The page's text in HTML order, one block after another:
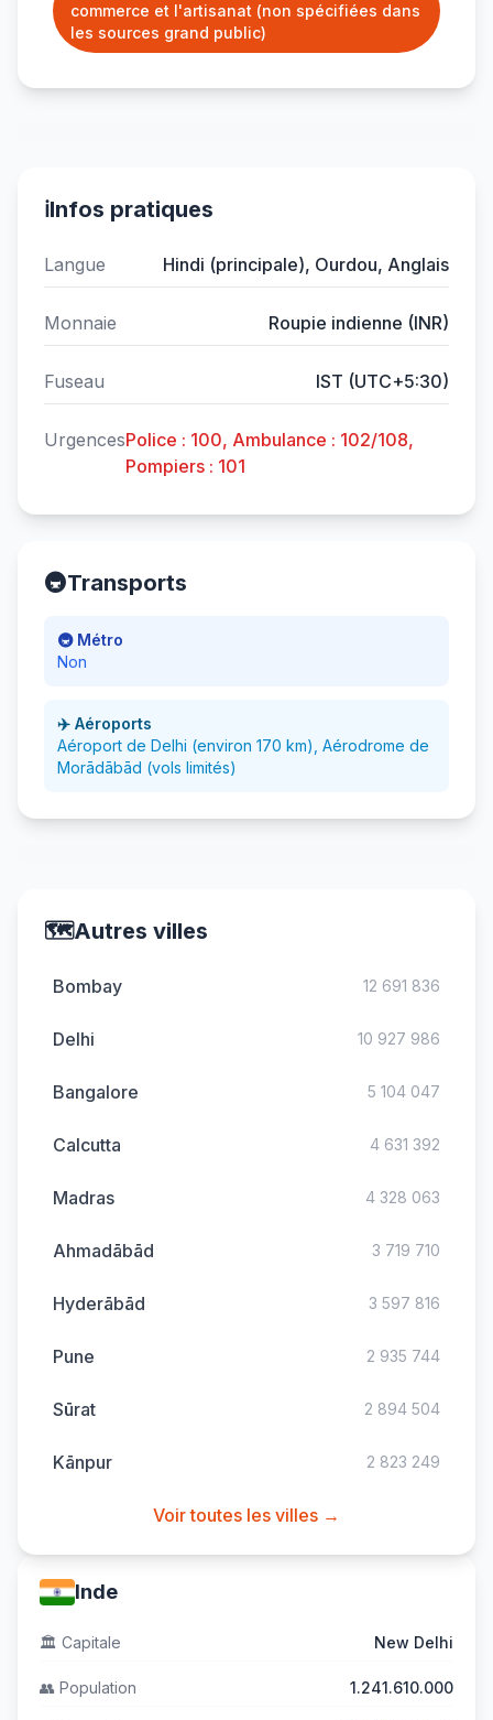
commerce et l'artisanat (non spécifiées dans
les sources grand public)
ℹ️Infos pratiques
Langue Hindi (principale), Ourdou, Anglais
Monnaie Roupie indienne (INR)
Fuseau IST (UTC+5:30)
UrgencesPolice : 100, Ambulance : 102/108,
Pompiers : 101
🚇Transports
🚇 Métro
Non
✈️ Aéroports
Aéroport de Delhi (environ 170 km), Aérodrome de
Morādābād (vols limités)
🗺️Autres villes
Bombay 12 691 836
Delhi 10 927 986
Bangalore 5 104 047
Calcutta 4 631 392
Madras 4 328 063
Ahmadābād 3 719 710
Hyderābād 3 597 816
Pune 2 935 744
Sūrat 2 894 504
Kānpur 2 823 249
Voir toutes les villes →
Inde
🏛️ Capitale New Delhi
👥 Population 1.241.610.000